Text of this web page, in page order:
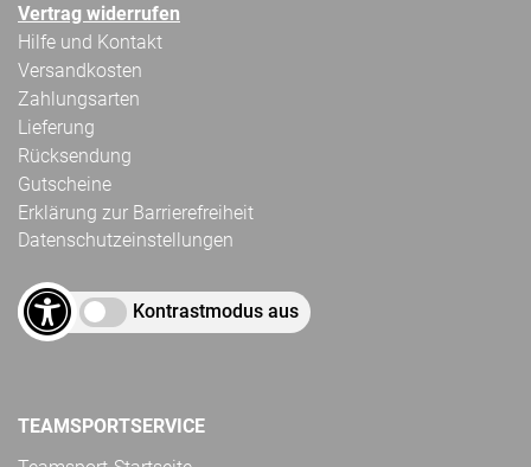
Vertrag widerrufen
Hilfe und Kontakt
Versandkosten
Zahlungsarten
Lieferung
Rücksendung
Gutscheine
Erklärung zur Barrierefreiheit
Datenschutzeinstellungen
Kontrastmodus aus
TEAMSPORTSERVICE